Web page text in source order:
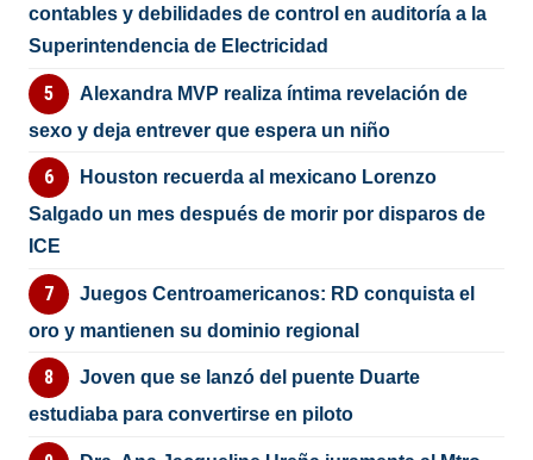
contables y debilidades de control en auditoría a la
Superintendencia de Electricidad
Alexandra MVP realiza íntima revelación de
sexo y deja entrever que espera un niño
Houston recuerda al mexicano Lorenzo
Salgado un mes después de morir por disparos de
ICE
Juegos Centroamericanos: RD conquista el
oro y mantienen su dominio regional
Joven que se lanzó del puente Duarte
estudiaba para convertirse en piloto